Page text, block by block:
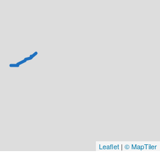
Leaflet | © MapTiler